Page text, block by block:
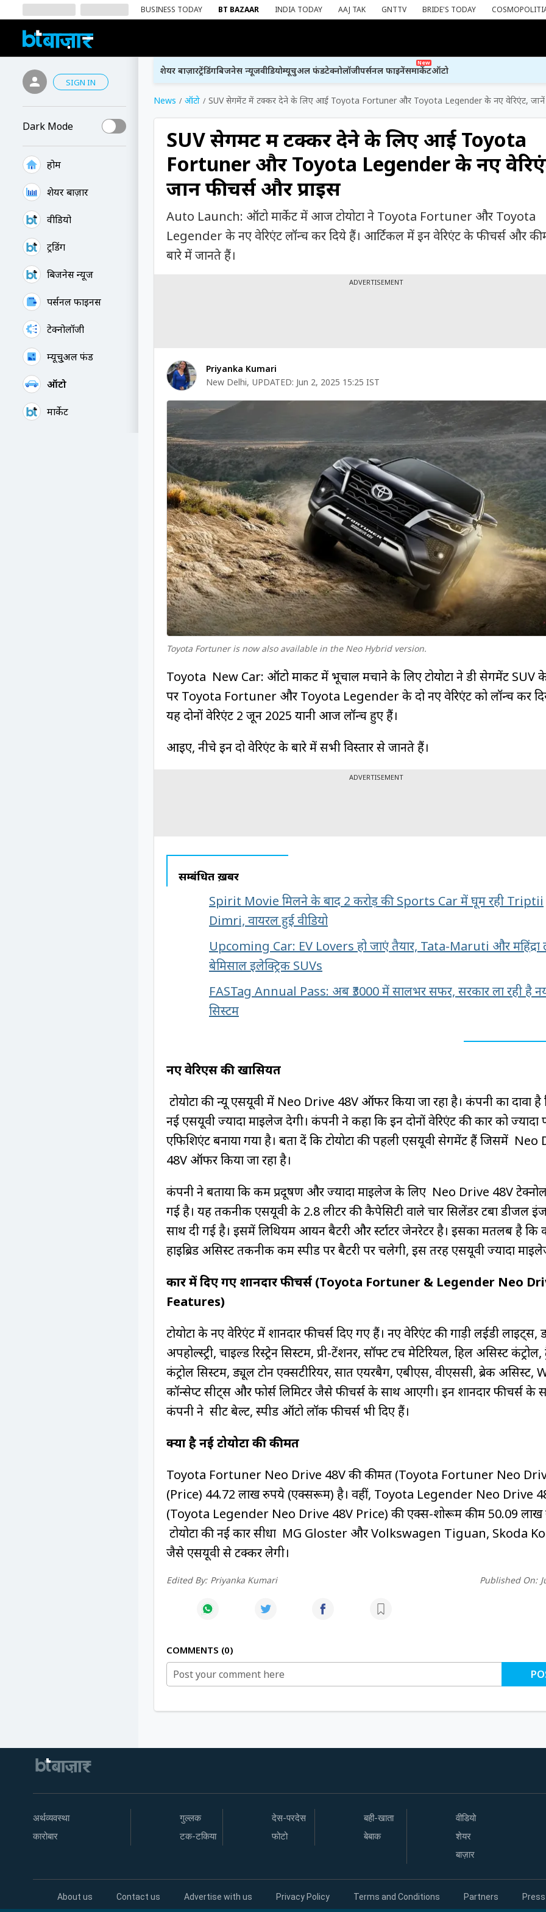
BUSINESS TODAY BT BAZAAR INDIA TODAY AAJ TAK GNTTV BRIDE'S TODAY
SIGN IN
Dark Mode
होम
शेयर बाज़ार
वीडियो
ट्रेंडिंग
बिजनेस न्यूज
पर्सनल फाइनेंस
टेक्नोलॉजी
म्यूचु्अल फंड
ऑटो
मार्केट
शेयर बाज़ारट्रेंडिंगबिजनेस न्यूजवीडियोम्यूचुअल फंडटेक्नोलॉजीपर्सनल फाइनेंस
New
मार्केटऑटो
News ऑटो SUV सेगमेंट में टक्कर देने के लिए आई Toyota Fortuner और Toyota Legender के नए वेरिएंट, जानें
SUV सेगमेंट में टक्कर देने के लिए आई Toyota
Fortuner और Toyota Legender के नए
जानें फीचर्स और प्राइस
Auto Launch: ऑटो मार्केट में आज टोयोटा ने Toyota Fortuner और Toyota
Legender के नए वेरिएंट लॉन्च कर दिये हैं। आर्टिकल में इन वेरिएंट के फीचर्स और
बारे में जानते हैं।
ADVERTISEMENT
Priyanka Kumari
New Delhi, UPDATED: Jun 2, 2025 15:25 IST
Toyota Fortuner is now also available in the Neo Hybrid version.
Toyota New Car: ऑटो मार्केट में भूचाल मचाने के लिए टोयोटा ने डी सेगमेंट SUV
पर Toyota Fortuner और Toyota Legender के दो नए वेरिएंट को लॉन्च कर
यह दोनों वेरिएंट 2 जून 2025 यानी आज लॉन्च हुए हैं।
आइए, नीचे इन दो वेरिएंट के बारे में सभी विस्तार से जानते हैं।
ADVERTISEMENT
सम्बंधित ख़बरें
Spirit Movie मिलने के बाद 2 करोड़ की Sports Car में घूम रही Triptii
Dimri, वायरल हुई वीडियो
Upcoming Car: EV Lovers हो जाएं तैयार, Tata-Maruti और महिंद्रा
बेमिसाल इलेक्ट्रिक SUVs
FASTag Annual Pass: अब ₹3000 में सालभर सफर, सरकार ला रही है
सिस्टम
नए वेरिएंस की खासियत
टोयोटा की न्यू एसयूवी में Neo Drive 48V ऑफर किया जा रहा है। कंपनी का दावा
नई एसयूवी ज्यादा माइलेज देगी। कंपनी ने कहा कि इन दोनों वेरिएंट की कार को
एफिशिएंट बनाया गया है। बता दें कि टोयोटा की पहली एसयूवी सेगमेंट हैं जिसमें Neo
48V ऑफर किया जा रहा है।
कंपनी ने बताया कि कम प्रदूषण और ज्यादा माइलेज के लिए Neo Drive 48V
गई है। यह तकनीक एसयूवी के 2.8 लीटर की कैपेसिटी वाले चार सिलेंडर टर्बो डीजल
साथ दी गई है। इसमें लिथियम आयन बैटरी और र्स्‍टाटर जेनरेटर है। इसका मतलब है कि
हाइब्रिड असिस्‍ट तकनीक कम स्‍पीड पर बैटरी पर चलेगी, इस तरह एसयूवी ज्यादा
कार में दिए गए शानदार फीचर्स (Toyota Fortuner & Legender Neo
Features)
टोयोटा के नए वेरिएंट में शानदार फीचर्स दिए गए हैं। नए वेरिएंट की गाड़ी लईडी लाइट्स,
अपहोल्‍स्‍ट्री, चाइल्‍ड रिस्‍ट्रेन सिस्‍टम, प्री-टेंशनर, सॉफ्ट टच मेटिरियल, हिल असिस्‍ट कंट्रोल,
कंट्रोल सिस्‍टम, ड्यूल टोन एक्‍सटीरियर, सात एयरबैग, एबीएस, वीएससी, ब्रेक असिस्‍ट,
कॉन्‍सेप्‍ट सीट्स और फोर्स लिमिटर जैसे फीचर्स के साथ आएगी। इन शानदार फीचर्स के
कंपनी ने सीट बेल्‍ट, स्‍पीड ऑटो लॉक फीचर्स भी दिए हैं।
क्या है नई टोयोटा की कीमत
Toyota Fortuner Neo Drive 48V की कीमत (Toyota Fortuner Neo
(Price) 44.72 लाख रुपये (एक्सरूम) है। वहीं, Toyota Legender Neo Drive
(Toyota Legender Neo Drive 48V Price) की एक्स-शोरूम कीम 50.09 लाख
टोयोटा की नई कार सीधा MG Gloster और Volkswagen Tiguan, Skoda
जैसे एसयूवी से टक्कर लेगी।
Edited By: Priyanka Kumari Published On:
COMMENTS 0
अर्थव्यवस्था
कारोबार
गुल्लक
टक-टकिया
देस-परदेस
फोटो
बही-खाता
बेबाक
वीडियो
शेयर
बाज़ार
About us Contact us Advertise with us Privacy Policy Terms and Conditions Partners